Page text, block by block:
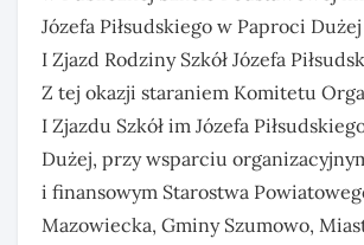
Józefa Piłsudskiego w Paproci Dużej
I Zjazd Rodziny Szkół Józefa
Z tej okazji staraniem Komitetu
I Zjazdu Szkół im Józefa
Dużej, przy wsparciu
i finansowym Starostwa
Mazowiecka, Gminy Szumowo,